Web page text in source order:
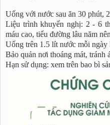
Uống với nước sau ăn 30 phút,
Liệu trình khuyến nghị: 2 - 6
máu cao, tiểu đường lâu năm
Uống trên 1.5 lít nước mỗi ngày
Bảo quản nơi thoáng mát, tránh
Hạn sử dụng: xem trên bao bì